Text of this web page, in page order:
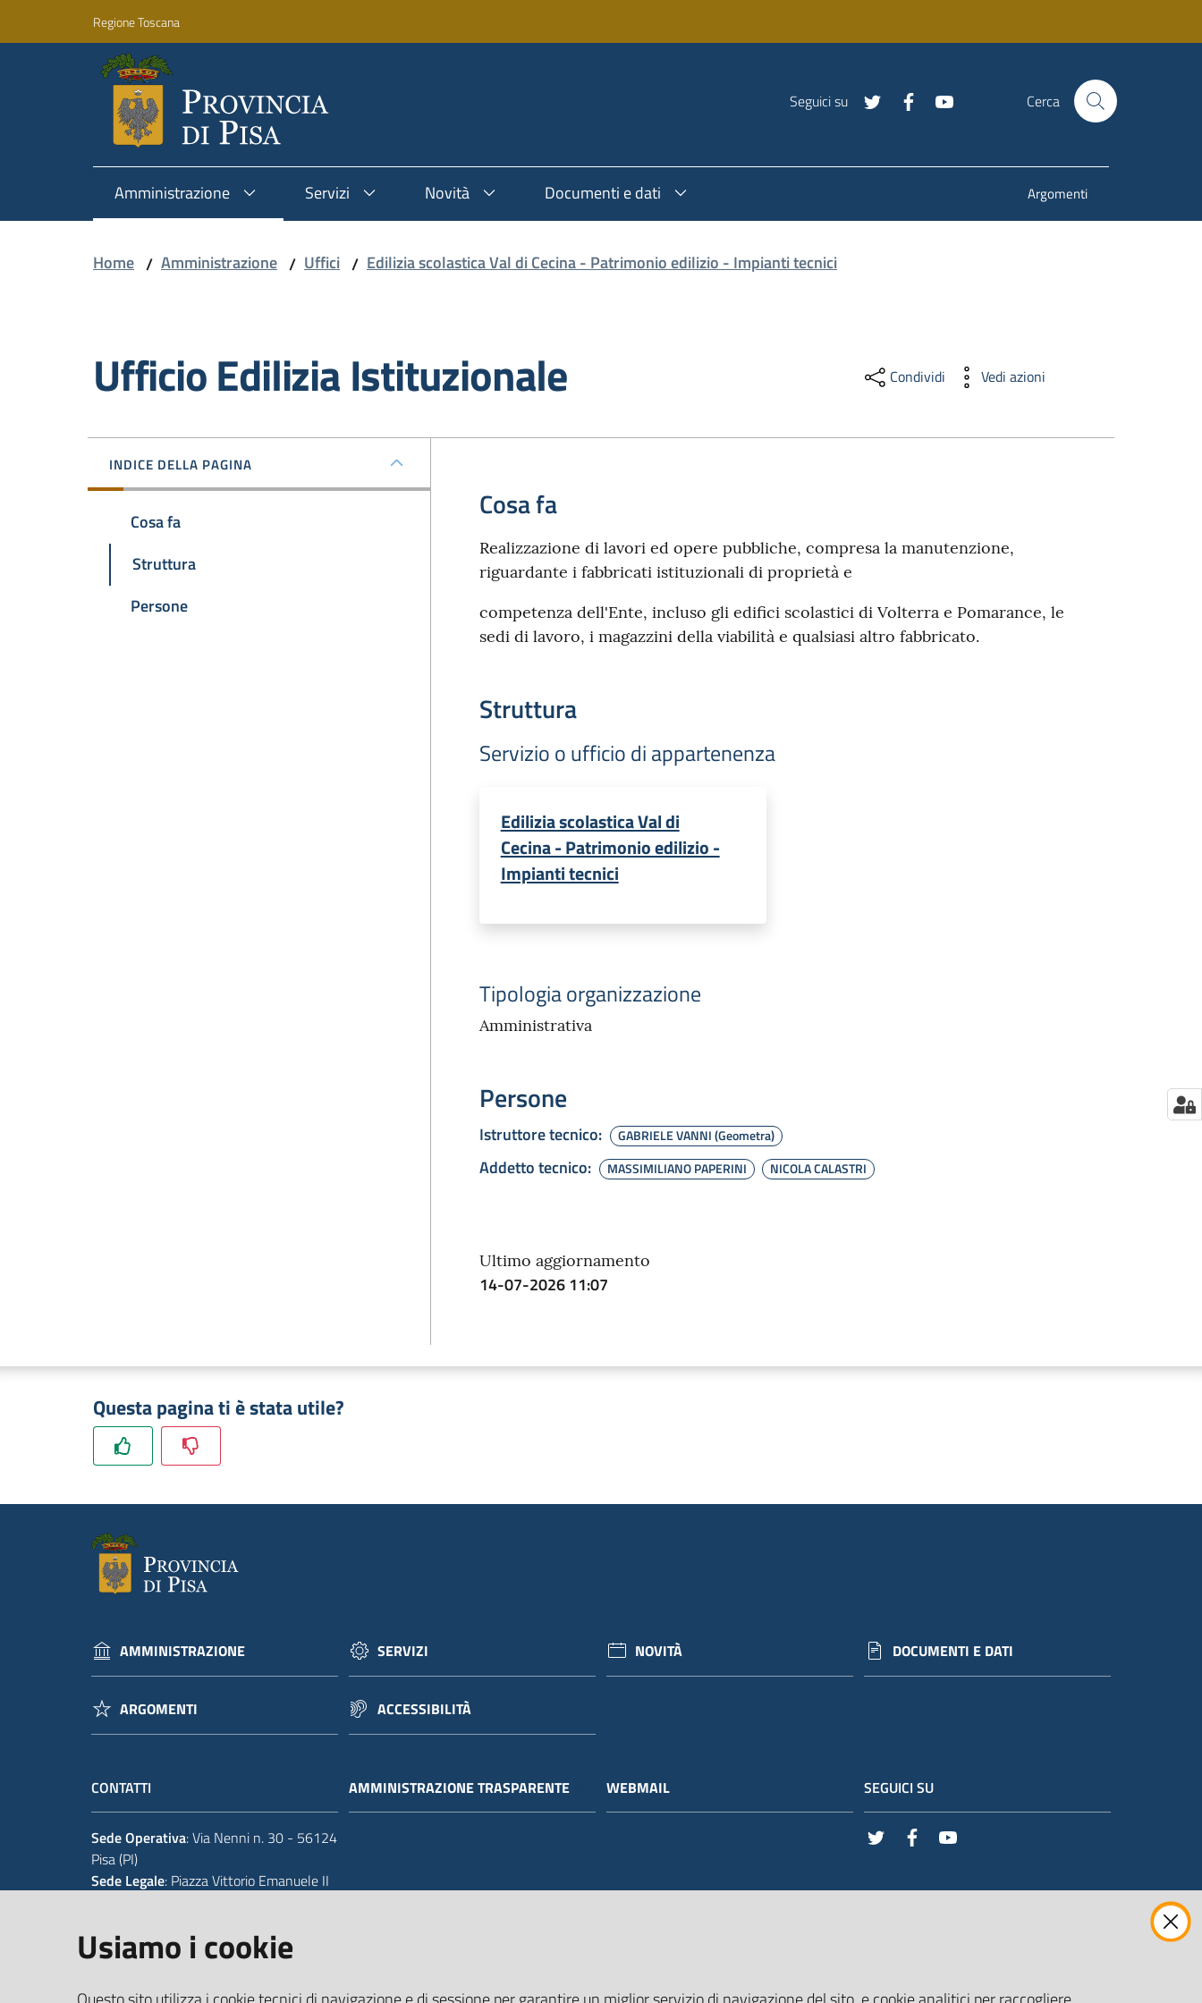
Vai al contenuto
Vai alla navigazione
Regione Toscana
Seguici su Cerca
Amministrazione Servizi Novità Documenti e dati Argomenti
Home / Amministrazione / Uffici / Edilizia scolastica Val di Cecina - Patrimonio edilizio - Impianti tecnici
Salta al contenuto
Ufficio Edilizia Istituzionale Condividi Vedi azioni
INDICE DELLA PAGINA
Cosa fa
Struttura
Persone
Cosa fa
Realizzazione di lavori ed opere pubbliche, compresa la manutenzione,
riguardante i fabbricati istituzionali di proprietà e
competenza dell'Ente, incluso gli edifici scolastici di Volterra e Pomarance, le
sedi di lavoro, i magazzini della viabilità e qualsiasi altro fabbricato.
Struttura
Servizio o ufficio di appartenenza
Edilizia scolastica Val di
Cecina - Patrimonio edilizio -
Impianti tecnici
Tipologia organizzazione
Amministrativa
Persone
Istruttore tecnico: GABRIELE VANNI (Geometra)
Addetto tecnico: MASSIMILIANO PAPERINI NICOLA CALASTRI
Ultimo aggiornamento
14-07-2026 11:07
Questa pagina ti è stata utile?
AMMINISTRAZIONE SERVIZI NOVITÀ DOCUMENTI E DATI
ARGOMENTI ACCESSIBILITÀ
CONTATTI
Sede Operativa: Via Nenni n. 30 - 56124
Pisa (PI)
Sede Legale: Piazza Vittorio Emanuele II
Tel.+39 050 929111
Email :urp@provincia.pisa.it
AMMINISTRAZIONE TRASPARENTE WEBMAIL SEGUICI SU
Twitter Facebook
Usiamo i cookie